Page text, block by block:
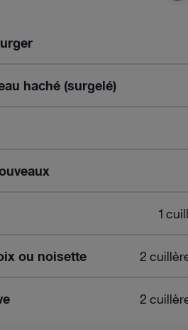
haché (surgelé)
1
ou noisette 2
2